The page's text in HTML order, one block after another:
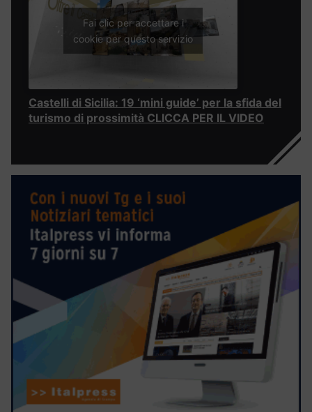
Fai clic per accettare i
cookie per questo servizio
Castelli di Sicilia: 19 ‘mini guide’ per la sfida del
turismo di prossimità CLICCA PER IL VIDEO